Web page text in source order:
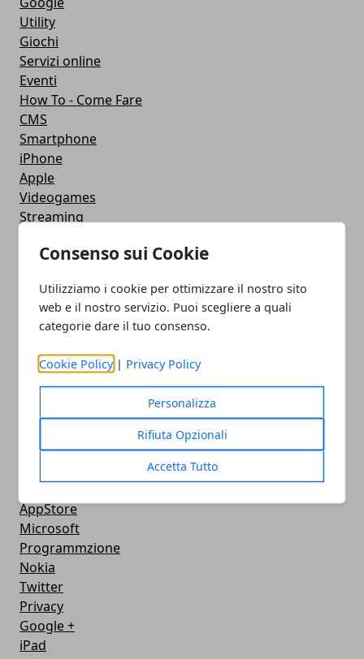
Consenso sui Cookie
Utilizziamo i cookie per ottimizzare il nostro sito
web e il nostro servizio. Puoi scegliere a quali
categorie dare il tuo consenso.
Cookie Policy | Privacy Policy
Personalizza
Rifiuta Opzionali
Accetta Tutto
Utility
Giochi
Servizi online
Eventi
How To - Come Fare
CMS
Smartphone
iPhone
Apple
Videogames
Streaming
Musica
FaceBook
Google Maps
Console
Hardware
Cellulari
Download
Grafica
AppStore
Microsoft
Programmzione
Nokia
Twitter
Privacy
Google +
iPad